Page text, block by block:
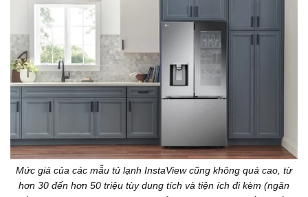
Mức giá của các mẫu tủ lạnh InstaView cũng không quá cao, từ
hơn 30 đến hơn 50 triệu tùy dung tích và tiện ích đi kèm (ngăn